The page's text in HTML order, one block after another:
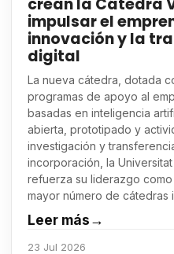
impulsar el
innovación y la
digital
La nueva cátedra, dotada
programas de apoyo al
basadas en inteligencia
abierta, prototipado y
investigación y
incorporación, la
refuerza su liderazgo
mayor número de cátedras
Leer más→
23 Jul 2026